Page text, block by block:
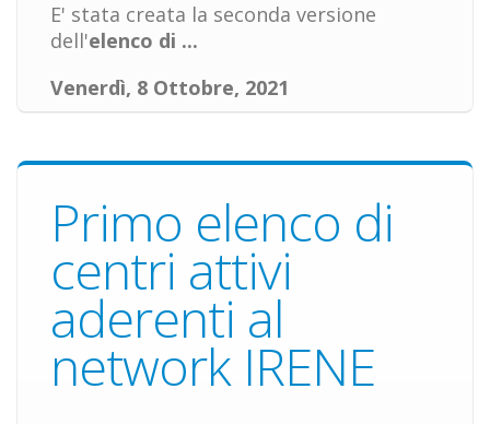
E' stata creata la seconda versione
dell'elenco di ...
Venerdì, 8 Ottobre, 2021
Primo elenco di
centri attivi
aderenti al
network IRENE